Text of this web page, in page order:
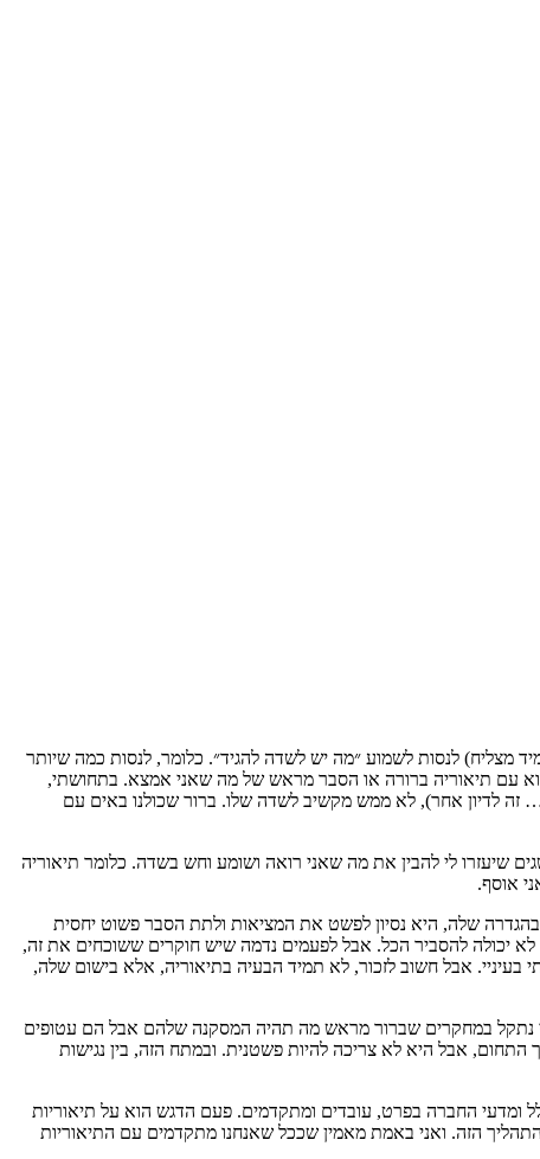
מצליח) לנסות לשמוע ״מה יש לשדה להגיד״. כלומר, לנסות כמה שיותר
עם תיאוריה ברורה או הסבר מראש של מה שאני אמצא. בתחושתי,
זה לדיון אחר), לא ממש מקשיב לשדה שלו. ברור שכולנו באים עם
שיעזרו לי להבין את מה שאני רואה ושומע וחש בשדה. כלומר תיאוריה
אוסף.
בהגדרה שלה, היא נסיון לפשט את המציאות ולתת הסבר פשוט יחסית
לא יכולה להסביר הכל. אבל לפעמים נדמה שיש חוקרים ששוכחים את זה,
בעיניי. אבל חשוב לזכור, לא תמיד הבעיה בתיאוריה, אלא בישום שלה,
נתקל במחקרים שברור מראש מה תהיה המסקנה שלהם אבל הם עטופים
התחום, אבל היא לא צריכה להיות פשטנית. ובמתח הזה, בין נגישות
ומדעי החברה בפרט, עובדים ומתקדמים. פעם הדגש הוא על תיאוריות
הזה. ואני באמת מאמין שככל שאנחנו מתקדמים עם התיאוריות